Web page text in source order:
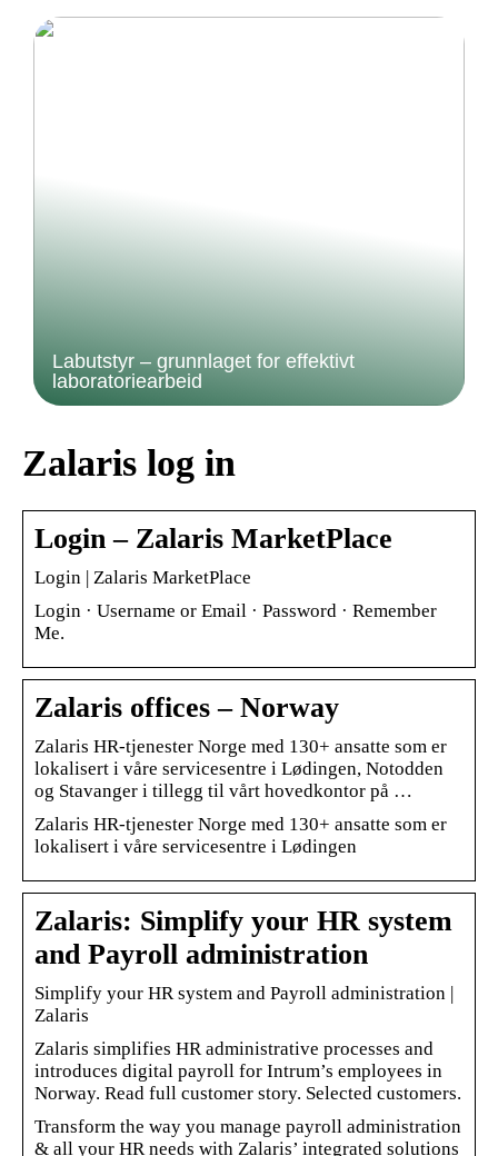
Labutstyr – grunnlaget for effektivt
laboratoriearbeid
Zalaris log in
Login – Zalaris MarketPlace
Login | Zalaris MarketPlace
Login · Username or Email · Password · Remember
Me.
Zalaris offices – Norway
Zalaris HR-tjenester Norge med 130+ ansatte som er
lokalisert i våre servicesentre i Lødingen, Notodden
og Stavanger i tillegg til vårt hovedkontor på …
Zalaris HR-tjenester Norge med 130+ ansatte som er
lokalisert i våre servicesentre i Lødingen
Zalaris: Simplify your HR system
and Payroll administration
Simplify your HR system and Payroll administration |
Zalaris
Zalaris simplifies HR administrative processes and
introduces digital payroll for Intrum’s employees in
Norway. Read full customer story. Selected customers.
Transform the way you manage payroll administration
& all your HR needs with Zalaris’ integrated solutions